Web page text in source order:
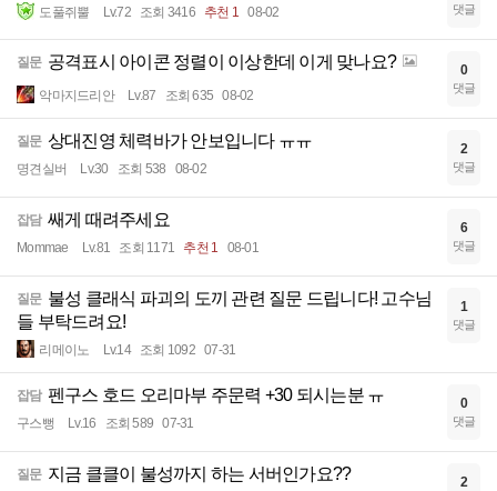
도풀쥐뿔 Lv.72 조회 3416 추천 1 08-02 댓글
질문 공격표시 아이콘 정렬이 이상한데 이게 맞나요?
악마지드리안 Lv.87 조회 635 08-02
0
댓글
질문 상대진영 체력바가 안보입니다 ㅠㅠ
명견실버 Lv.30 조회 538 08-02
2
댓글
잡담 쌔게 때려주세요
Mommae Lv.81 조회 1171 추천 1 08-01
6
댓글
질문 불성 클래식 파괴의 도끼 관련 질문 드립니다! 고수님
들 부탁드려요!
리메이노 Lv.14 조회 1092 07-31
1
댓글
잡담 펜구스 호드 오리마부 주문력 +30 되시는분 ㅠ
구스뻥 Lv.16 조회 589 07-31
0
댓글
질문 지금 클클이 불성까지 하는 서버인가요?? 2